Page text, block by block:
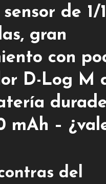
de 1/
gran
con
D-Log M
mAh –
del